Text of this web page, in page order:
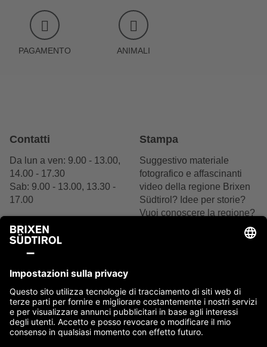
PAGAMENTO ANIMALI
Contatti
Da lun a ven: 9.00 - 13.00,
14.00 - 17.30
Sab: 9.00 - 13.00, 13.30 -
17.00
Scrivici
Stampa
Suggestivo materiale
fotografico e affascinanti
video della regione Brixen
Südtirol? Idee per storie?
Vuoi conoscere la regione?